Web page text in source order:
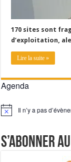
170 sites sont
d’exploitation,
Lire la suite »
Agenda
Notice Il n’y a pas
S’abonner